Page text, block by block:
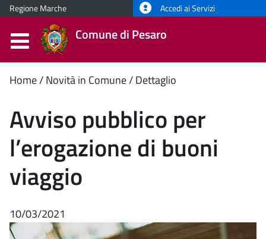
Regione Marche Accedi ai Servizi
Comune di Pesaro
Contenuto
principale
Home Novità in Comune Dettaglio
Avviso pubblico per
l’erogazione di buoni
viaggio
10/03/2021